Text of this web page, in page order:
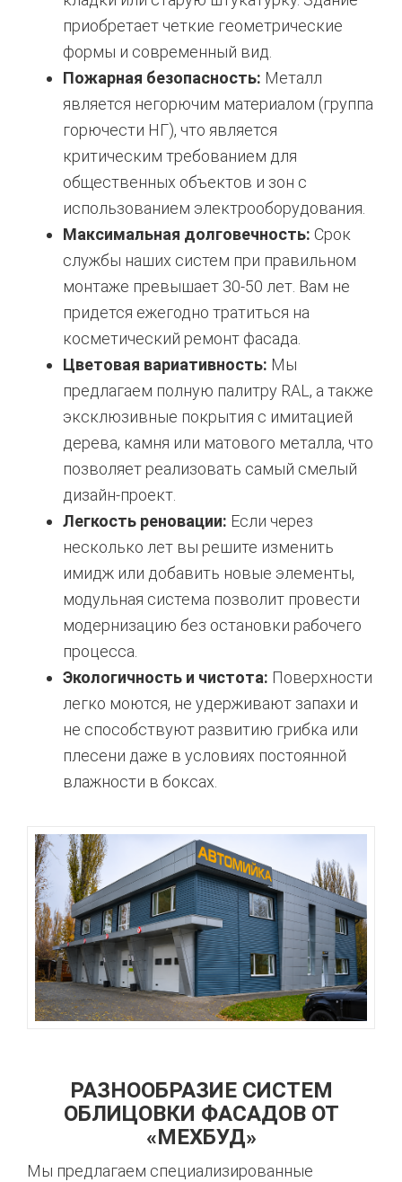
приобретает четкие геометрические
формы и современный вид.
Пожарная безопасность: Металл
является негорючим материалом (группа
горючести НГ), что является
критическим требованием для
общественных объектов и зон с
использованием электрооборудования.
Максимальная долговечность: Срок
службы наших систем при правильном
монтаже превышает 30-50 лет. Вам не
придется ежегодно тратиться на
косметический ремонт фасада.
Цветовая вариативность: Мы
предлагаем полную палитру RAL, а также
эксклюзивные покрытия с имитацией
дерева, камня или матового металла, что
позволяет реализовать самый смелый
дизайн-проект.
Легкость реновации: Если через
несколько лет вы решите изменить
имидж или добавить новые элементы,
модульная система позволит провести
модернизацию без остановки рабочего
процесса.
Экологичность и чистота: Поверхности
легко моются, не удерживают запахи и
не способствуют развитию грибка или
плесени даже в условиях постоянной
влажности в боксах.
РАЗНООБРАЗИЕ СИСТЕМ
ОБЛИЦОВКИ ФАСАДОВ ОТ
«МЕХБУД»
Мы предлагаем специализированные